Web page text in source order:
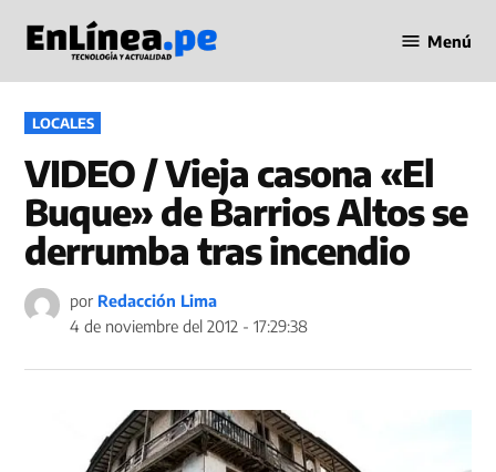
contenido
en Línea
Menú
PUBLICADO
EN
LOCALES
VIDEO / Vieja casona «El
Buque» de Barrios Altos se
derrumba tras incendio
por Redacción Lima
4 de noviembre del 2012 - 17:29:38